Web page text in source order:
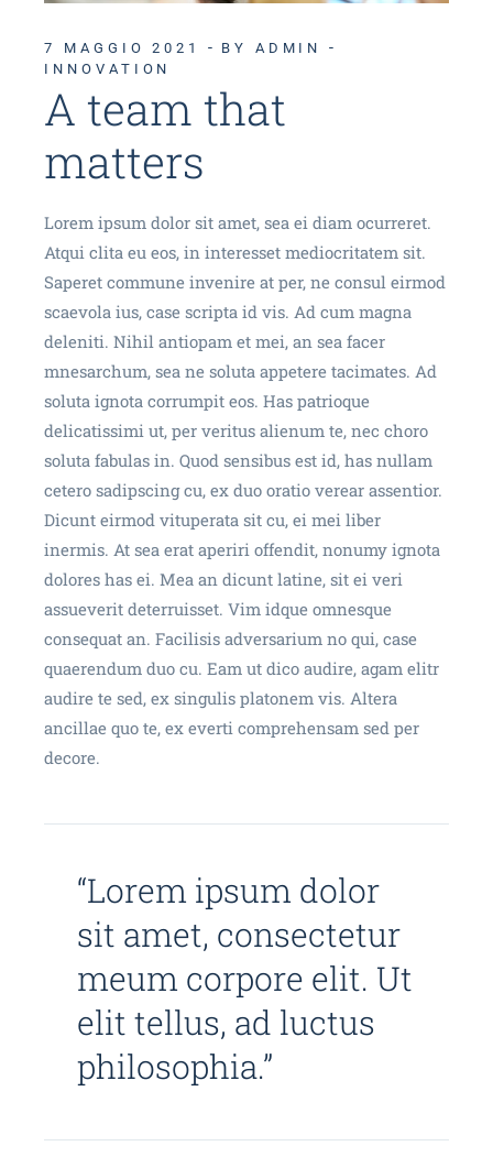
7 MAGGIO 2021
BY ADMIN
INNOVATION
A team that
matters
Lorem ipsum dolor sit amet, sea ei diam ocurreret.
Atqui clita eu eos, in interesset mediocritatem sit.
Saperet commune invenire at per, ne consul eirmod
scaevola ius, case scripta id vis. Ad cum magna
deleniti. Nihil antiopam et mei, an sea facer
mnesarchum, sea ne soluta appetere tacimates. Ad
soluta ignota corrumpit eos. Has patrioque
delicatissimi ut, per veritus alienum te, nec choro
soluta fabulas in. Quod sensibus est id, has nullam
cetero sadipscing cu, ex duo oratio verear assentior.
Dicunt eirmod vituperata sit cu, ei mei liber
inermis. At sea erat aperiri offendit, nonumy ignota
dolores has ei. Mea an dicunt latine, sit ei veri
assueverit deterruisset. Vim idque omnesque
consequat an. Facilisis adversarium no qui, case
quaerendum duo cu. Eam ut dico audire, agam elitr
audire te sed, ex singulis platonem vis. Altera
ancillae quo te, ex everti comprehensam sed per
decore.
“Lorem ipsum dolor
sit amet, consectetur
meum corpore elit. Ut
elit tellus, ad luctus
philosophia.”